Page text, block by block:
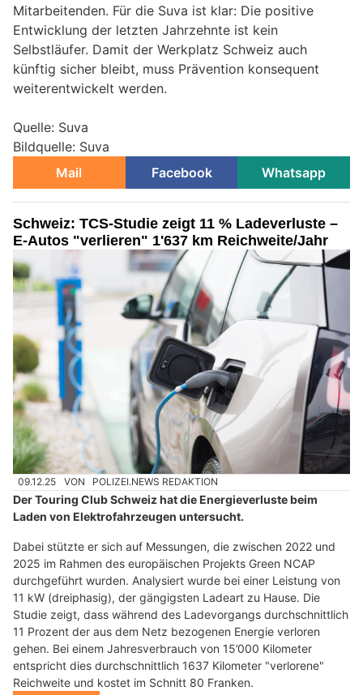
Mitarbeitenden. Für die Suva ist klar: Die positive
Entwicklung der letzten Jahrzehnte ist kein
Selbstläufer. Damit der Werkplatz Schweiz auch
künftig sicher bleibt, muss Prävention konsequent
weiterentwickelt werden.
Quelle: Suva
Bildquelle: Suva
Mail
Facebook Whatsapp
Schweiz: TCS-Studie zeigt 11 % Ladeverluste –
E-Autos "verlieren" 1'637 km Reichweite/Jahr
09.12.25 VON POLIZEI.NEWS REDAKTION
Der Touring Club Schweiz hat die Energieverluste beim
Laden von Elektrofahrzeugen untersucht.
Dabei stützte er sich auf Messungen, die zwischen 2022 und
2025 im Rahmen des europäischen Projekts Green NCAP
durchgeführt wurden. Analysiert wurde bei einer Leistung von
11 kW (dreiphasig), der gängigsten Ladeart zu Hause. Die
Studie zeigt, dass während des Ladevorgangs durchschnittlich
11 Prozent der aus dem Netz bezogenen Energie verloren
gehen. Bei einem Jahresverbrauch von 15’000 Kilometer
entspricht dies durchschnittlich 1637 Kilometer "verlorene"
Reichweite und kostet im Schnitt 80 Franken.